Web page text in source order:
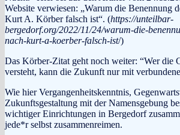
Website verwiesen: „Warum die Benennung
Kurt A. Körber falsch ist“. (https://unteilbar-
bergedorf.org/2022/11/24/warum-die-
nach-kurt-a-koerber-falsch-ist/)
Das Körber-Zitat geht noch weiter: “Wer die
versteht, kann die Zukunft nur mit
Wie hier Vergangenheitskenntnis,
Zukunftsgestaltung mit der Namensgebung
wichtiger Einrichtungen in Bergedorf
jede*r selbst zusammenreimen.